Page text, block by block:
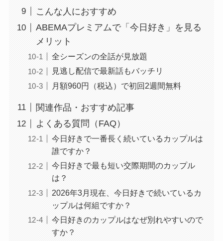
こんな人におすすめ
ABEMAプレミアムで「今日好き」を見る
メリット
全シーズンの全話が見放題
見逃し配信で最新話もバッチリ
月額960円（税込）で初回2週間無料
関連作品・おすすめ記事
よくある質問（FAQ）
今日好きで一番長く続いているカップルは
誰ですか？
今日好きで最も短い交際期間のカップル
は？
2026年3月現在、今日好きで続いているカ
ップルは何組ですか？
今日好きのカップルはなぜ別れやすいので
すか？